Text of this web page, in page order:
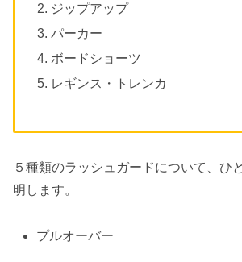
ジップアップ
パーカー
ボードショーツ
レギンス・トレンカ
５種類のラッシュガードについて、ひ
明します。
プルオーバー